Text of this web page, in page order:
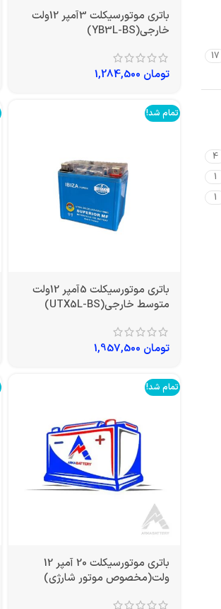
17
4
1
1
باتری موتورسیکلت 3آمپر 12ولت
خارجی(YB3L-BS)
تومان
تمام شد!
باتری موتورسیکلت 5آمپر 12ولت
متوسط خارجی(UTX5L-BS)
تومان
تمام شد!
باتری موتورسیکلت 20 آمپر 12
ولت(مخصوص موتور شارژی)